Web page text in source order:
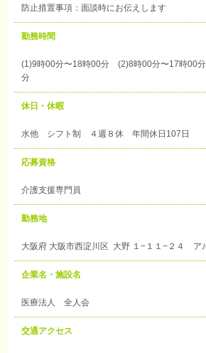
防止措置事項：面談時にお伝えします
勤務時間
(1)9時00分〜18時00分 (2)8時00分〜17時00
分
休日・休暇
水他 シフト制 ４週８休 年間休日107日
応募資格
介護支援専門員
勤務地
大阪府 大阪市西淀川区 大野 １−１１−２４ ア
企業名・施設名
医療法人 全人会
交通アクセス